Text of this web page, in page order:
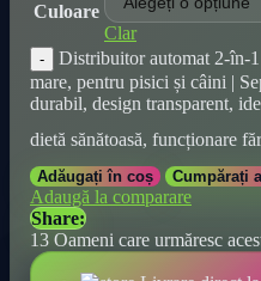
Culoare
Clar
Distribuitor automat 2-în-
mare, pentru pisici și câini |
durabil, design transparent,
dietă sănătoasă, funcționare
Adăugați în coș Cumpărați
Adaugă la comparare
Share:
13 Oameni care urmăresc